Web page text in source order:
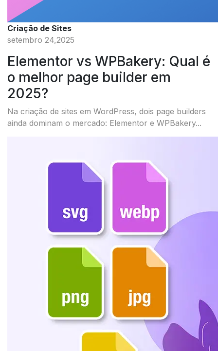
Criação de Sites
setembro 24,2025
Elementor vs WPBakery: Qual é
o melhor page builder em
2025?
Na criação de sites em WordPress, dois page builders
ainda dominam o mercado: Elementor e WPBakery...